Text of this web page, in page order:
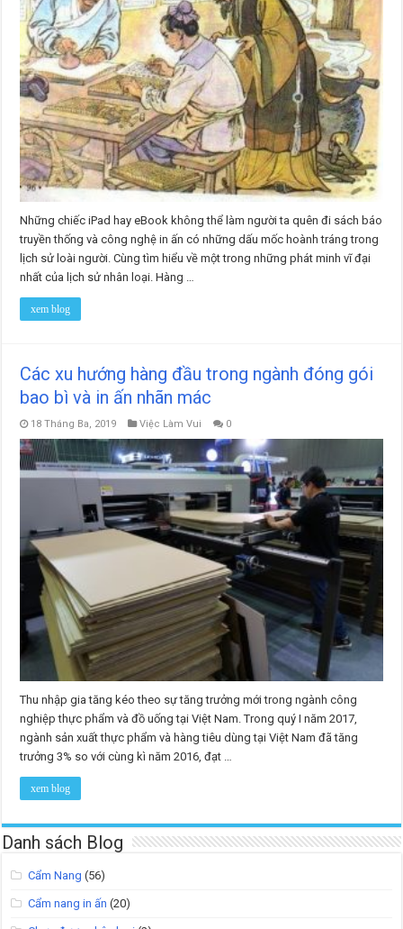
Những chiếc iPad hay eBook không thể làm người ta quên đi sách báo
truyền thống và công nghệ in ấn có những dấu mốc hoành tráng trong
lịch sử loài người. Cùng tìm hiểu về một trong những phát minh vĩ đại
nhất của lịch sử nhân loại. Hàng …
xem blog
Các xu hướng hàng đầu trong ngành đóng gói
bao bì và in ấn nhãn mác
18 Tháng Ba, 2019 Việc Làm Vui 0
Thu nhập gia tăng kéo theo sự tăng trưởng mới trong ngành công
nghiệp thực phẩm và đồ uống tại Việt Nam. Trong quý I năm 2017,
ngành sản xuất thực phẩm và hàng tiêu dùng tại Việt Nam đã tăng
trưởng 3% so với cùng kì năm 2016, đạt …
xem blog
Danh sách Blog
Cẩm Nang (56)
Cẩm nang in ấn (20)